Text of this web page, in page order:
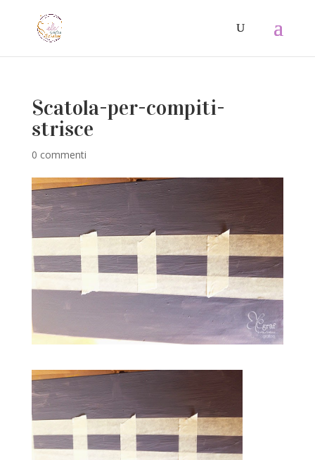
Scatola-per-compiti-
strisce
0 commenti